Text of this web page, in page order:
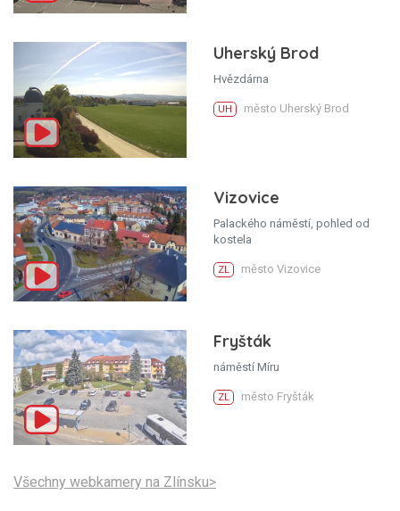
Uherský Brod
Hvězdárna
UH město Uherský Brod
Vizovice
Palackého náměstí, pohled od
kostela
ZL město Vizovice
Fryšták
náměstí Míru
ZL město Fryšták
Všechny webkamery na Zlínsku>